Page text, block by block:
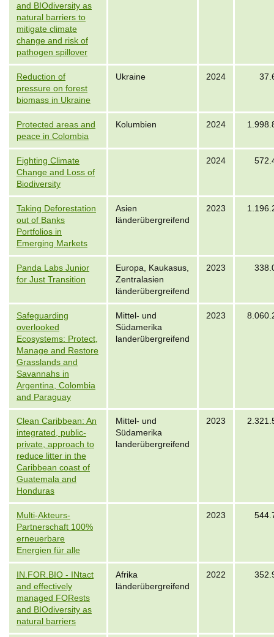
and BIOdiversity as
natural barriers to
mitigate climate
change and risk of
pathogen spillover
Reduction of
pressure on forest
biomass in Ukraine
Ukraine 2024
Protected areas and
peace in Colombia
Kolumbien 2024
Fighting Climate
Change and Loss of
Biodiversity
2024
Taking Deforestation
out of Banks
Portfolios in
Emerging Markets
Asien
länderübergreifend
2023
Panda Labs Junior
for Just Transition
Europa, Kaukasus,
Zentralasien
länderübergreifend
2023
Safeguarding
overlooked
Ecosystems: Protect,
Manage and Restore
Grasslands and
Savannahs in
Argentina, Colombia
and Paraguay
Mittel- und
Südamerika
landerübergreifend
2023
Clean Caribbean: An
integrated, public-
private, approach to
reduce litter in the
Caribbean coast of
Guatemala and
Honduras
Mittel- und
Südamerika
landerübergreifend
2023
Multi-Akteurs-
Partnerschaft 100%
erneuerbare
Energien für alle
2023
IN.FOR.BIO - INtact
and effectively
managed FORests
and BIOdiversity as
natural barriers
Afrika
länderübergreifend
2022